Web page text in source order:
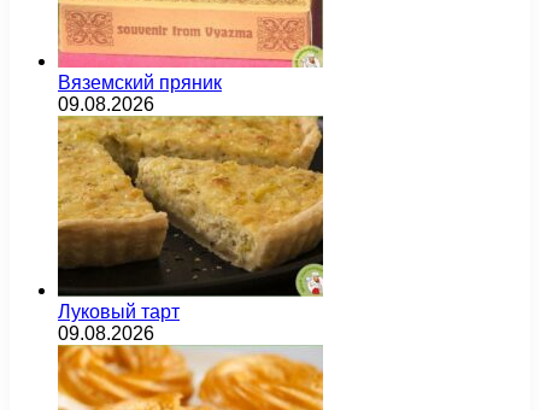
Вяземский пряник
09.08.2026
Луковый тарт
09.08.2026